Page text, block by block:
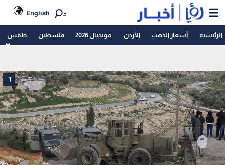
English
الرئيسية أسعار الذهب الأردن مونديال 2026 فلسطين طقس
1